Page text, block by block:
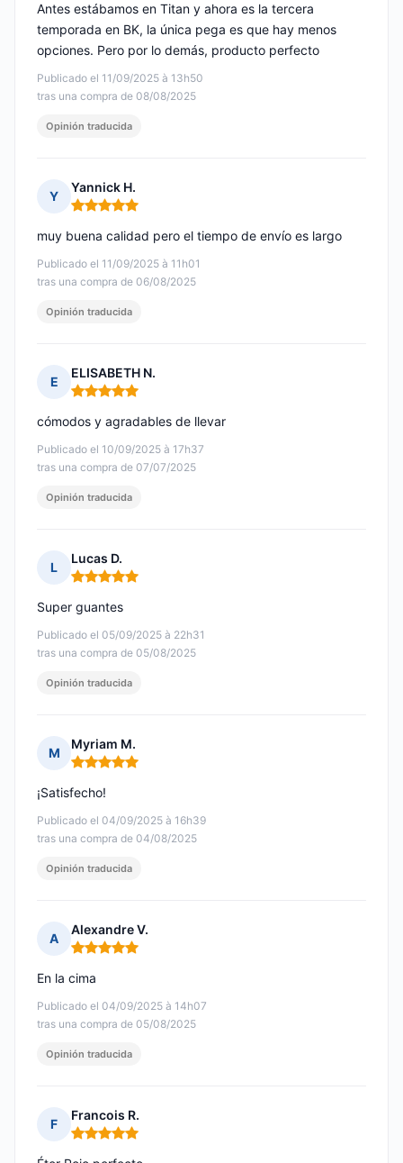
Publicado el 11/09/2025 à 13h50
tras una compra de 08/08/2025
Antes estábamos en Titan y ahora es la tercera
temporada en BK, la única pega es que hay menos
opciones. Pero por lo demás, producto perfecto
Opinión traducida
Y
Yannick H.
Nota: 5 de 5
Publicado el 11/09/2025 à 11h01
tras una compra de 06/08/2025
muy buena calidad pero el tiempo de envío es largo
Opinión traducida
E
ELISABETH N.
Nota: 5 de 5
Publicado el 10/09/2025 à 17h37
tras una compra de 07/07/2025
cómodos y agradables de llevar
Opinión traducida
L
Lucas D.
Nota: 5 de 5
Publicado el 05/09/2025 à 22h31
tras una compra de 05/08/2025
Super guantes
Opinión traducida
M
Myriam M.
Nota: 5 de 5
Publicado el 04/09/2025 à 16h39
tras una compra de 04/08/2025
¡Satisfecho!
Opinión traducida
A
Alexandre V.
Nota: 5 de 5
Publicado el 04/09/2025 à 14h07
tras una compra de 05/08/2025
En la cima
Opinión traducida
F
Francois R.
Nota: 5 de 5